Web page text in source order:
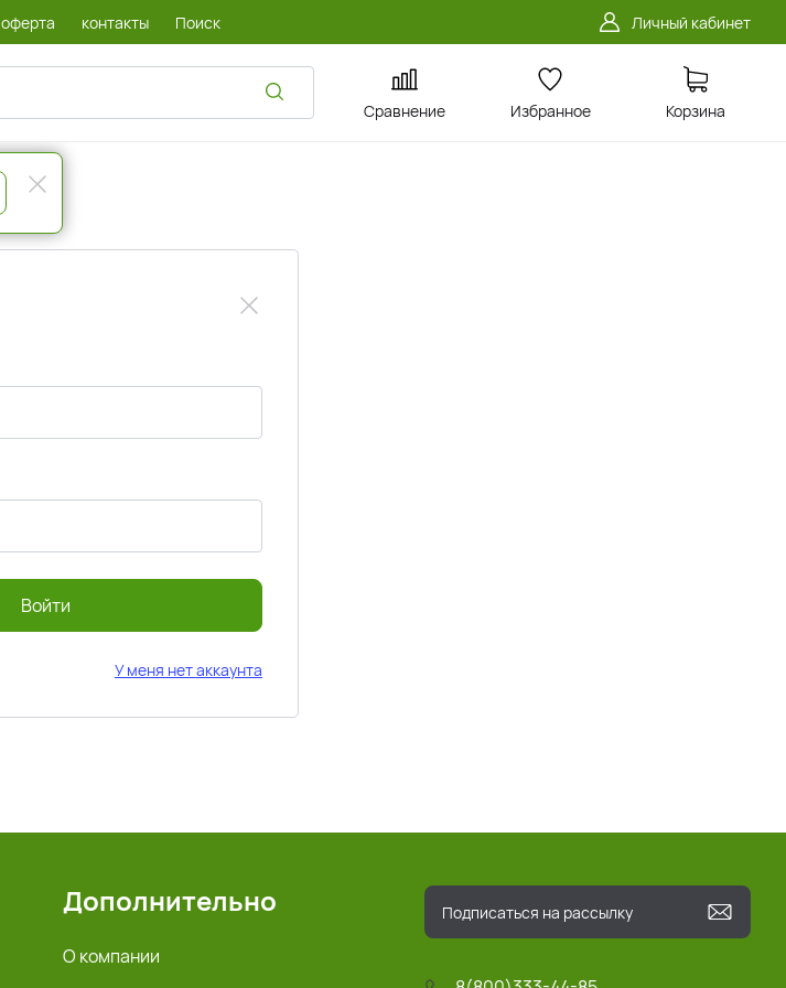
оферта контакты Поиск Личный кабинет
Сравнение Избранное Корзина
Войти
У меня нет аккаунта
Дополнительно
О компании